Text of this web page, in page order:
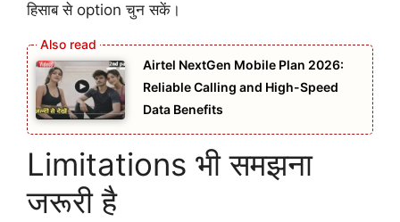
हिसाब से option चुन सकें।
Airtel NextGen Mobile Plan 2026:
Reliable Calling and High-Speed
Data Benefits
Limitations भी समझना
जरूरी है